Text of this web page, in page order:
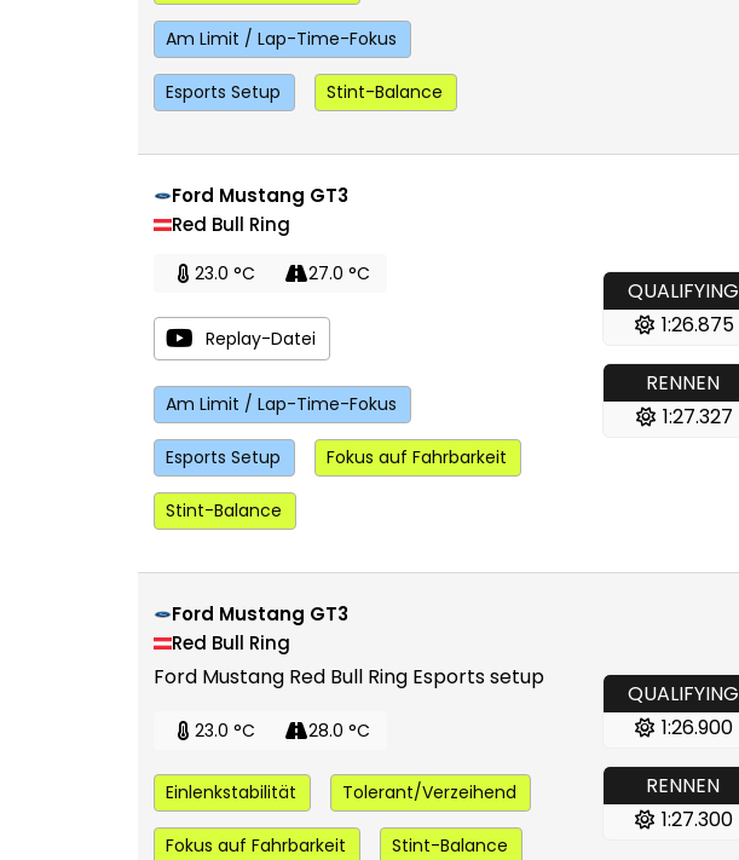
Am Limit / Lap-Time-Fokus
Esports Setup Stint-Balance
Ford Mustang GT3
Red Bull Ring
23.0 °C 27.0 °C
Replay-Datei
Am Limit / Lap-Time-Fokus
Esports Setup Fokus auf Fahrbarkeit
Stint-Balance
QUALIFYING
1:26.875
RENNEN
1:27.327
Ford Mustang GT3
Red Bull Ring
Ford Mustang Red Bull Ring Esports setup
23.0 °C 28.0 °C
Einlenkstabilität Tolerant/Verzeihend
Fokus auf Fahrbarkeit Stint-Balance
QUALIFYING
1:26.900
RENNEN
1:27.300